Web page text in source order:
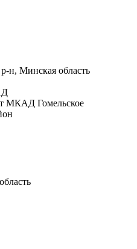
н, Минская область
МКАД Гомельское